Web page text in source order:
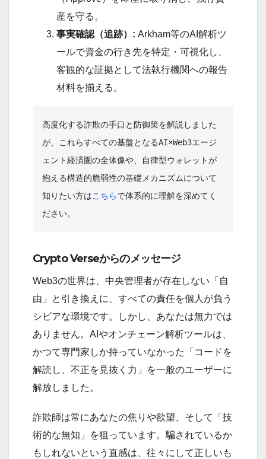
産を守る。
事実確認（追跡）: Arkham等のAI解析ツ
ールで資金の行き先を特定・可視化し、
客観的な証拠として法執行機関への報告
材料を揃える。
高度化する詐欺の手口と防御策を解説しました
が、これらすべての基盤となるAI×Web3エージ
ェント経済圏の全体像や、自律型ウォレットが
抱える構造的脆弱性の基礎メカニズムについて
知りたい方はこちらで体系的に理解を深めてく
ださい。
Crypto Verseからのメッセージ
Web3の世界は、中央管理者が存在しない「自
由」と引き換えに、すべての責任を個人が負う
シビアな環境です。しかし、あなたは無力では
ありません。AIやオンチェーン解析ツールは、
かつて専門家しか持っていなかった「コードを
解読し、不正を見抜く力」を一般のユーザーに
解放しました。
詐欺師は常にあなたの焦りや欲望、そして「技
術的な無知」を狙っています。騙されているか
もしれないという直感は、往々にして正しいも